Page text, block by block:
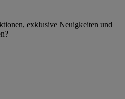
exklusive Neuigkeiten und